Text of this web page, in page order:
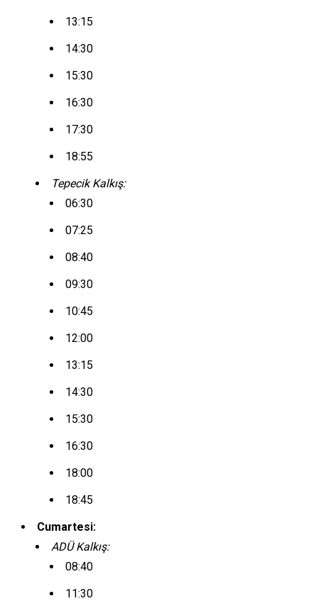
13:15
14:30
15:30
16:30
17:30
18:55
Tepecik Kalkış:
06:30
07:25
08:40
09:30
10:45
12:00
13:15
14:30
15:30
16:30
18:00
18:45
Cumartesi:
ADÜ Kalkış:
08:40
11:30